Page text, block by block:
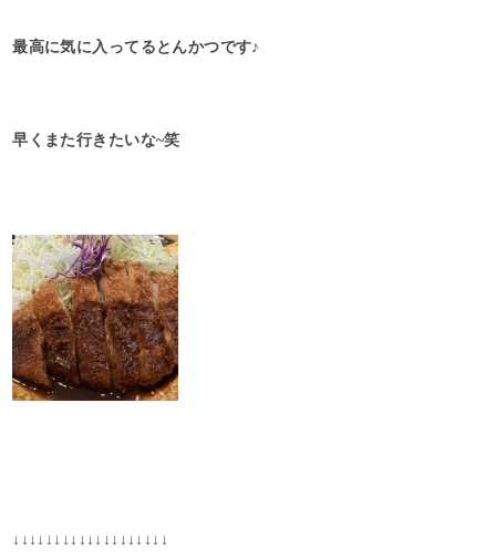
最高に気に入ってるとんかつです♪
早くまた行きたいな~笑
↓↓↓↓↓↓↓↓↓↓↓↓↓↓↓↓↓↓↓